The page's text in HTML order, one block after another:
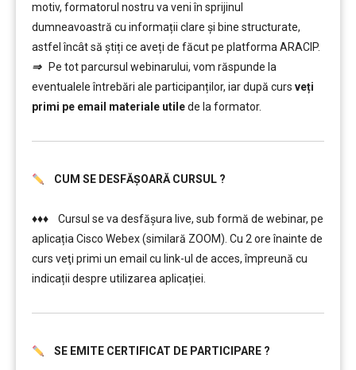
motiv, formatorul nostru va veni în sprijinul
dumneavoastră cu informații clare și bine structurate,
astfel încât să știți ce aveți de făcut pe platforma ARACIP.
⇒
Pe tot parcursul webinarului, vom răspunde la
eventualele întrebări ale participanților, iar după curs veți
primi pe email materiale utilede la formator.
CUM SE DESFĂȘOARĂ CURSUL ?
♦♦♦ Cursul se va desfășura live, sub formă de webinar, pe
aplicația Cisco Webex (similară ZOOM). Cu 2 ore înainte de
curs veţi primi un email cu link-ul de acces, împreună cu
indicații despre utilizarea aplicației.
SE EMITE CERTIFICAT DE PARTICIPARE ?